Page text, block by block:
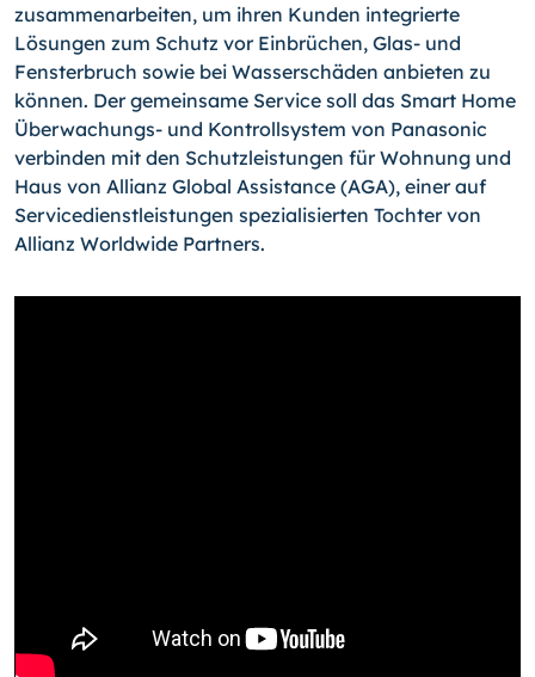
zusammenarbeiten, um ihren Kunden integrierte
Lösungen zum Schutz vor Einbrüchen, Glas- und
Fensterbruch sowie bei Wasserschäden anbie­ten zu
können. Der gemeinsame Service soll das Smart Home
Überwachungs- und Kontrollsystem von Panasonic
verbinden mit den Schutzleistungen für Wohnung und
Haus von Allianz Global Assistance (AGA), einer auf
Servicedienstleistungen speziali­sierten Tochter von
Allianz Worldwide Partners.